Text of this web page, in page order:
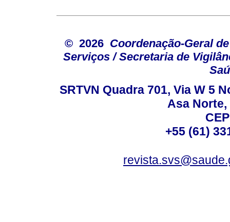
© 2026 Coordenação-Geral
Serviços / Secretaria de
SRTVN Quadra 701, Via W 5
Asa
+55 (61)